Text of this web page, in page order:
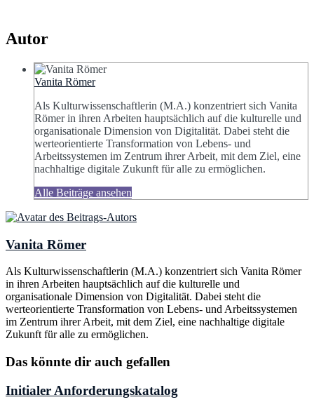
Autor
Vanita Römer
Als Kulturwissenschaftlerin (M.A.) konzentriert sich Vanita
Römer in ihren Arbeiten hauptsächlich auf die kulturelle und
organisationale Dimension von Digitalität. Dabei steht die
werteorientierte Transformation von Lebens- und
Arbeitssystemen im Zentrum ihrer Arbeit, mit dem Ziel, eine
nachhaltige digitale Zukunft für alle zu ermöglichen.
Alle Beiträge ansehen
Vanita Römer
Als Kulturwissenschaftlerin (M.A.) konzentriert sich Vanita Römer
in ihren Arbeiten hauptsächlich auf die kulturelle und
organisationale Dimension von Digitalität. Dabei steht die
werteorientierte Transformation von Lebens- und Arbeitssystemen
im Zentrum ihrer Arbeit, mit dem Ziel, eine nachhaltige digitale
Zukunft für alle zu ermöglichen.
Das könnte dir auch gefallen
Initialer Anforderungskatalog